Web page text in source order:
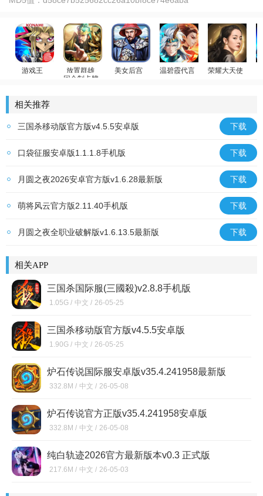
游戏王
放置群雄
回合制卡牌
美女后宫
温碧霞代言
荣耀大天使
相关推荐
三国杀移动版官方版v4.5.5安卓版 下载
口袋征服安卓版1.1.1.8手机版 下载
月圆之夜2026安卓官方版v1.6.28最新版 下载
萌将风云官方版2.11.40手机版 下载
月圆之夜全职业破解版v1.6.13.5最新版 下载
相关APP
三国杀国际服(三國殺)v2.8.8手机版
1.05G / 中文 / 26-05-25
三国杀移动版官方版v4.5.5安卓版
1.90G / 中文 / 26-05-25
炉石传说国际服安卓版v35.4.241958最新版
332.8M / 中文 / 26-05-08
炉石传说官方正版v35.4.241958安卓版
332.8M / 中文 / 26-05-08
纯白轨迹2026官方最新版本v0.3 正式版
217.6M / 中文 / 26-05-03